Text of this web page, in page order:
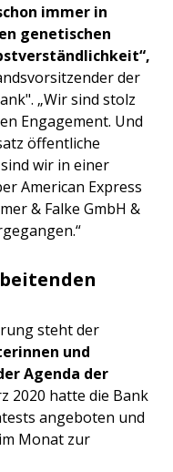
immer in
genetischen
der
„Wir sind stolz
Engagement. Und
öffentliche
wir in einer
American Express
& Falke GmbH &
steht der
und
Agenda der
2020 hatte die Bank
angeboten und
Monat zur